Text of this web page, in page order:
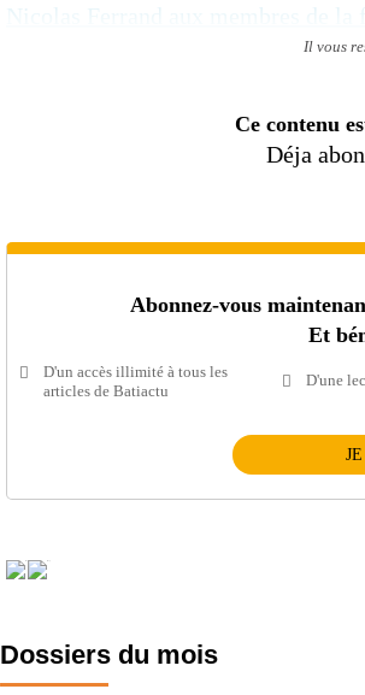
Nicolas Ferrand aux membres de la
Il vous
Ce contenu
Déja
Abonnez-vous
Et
D'un accès illimité à tous les
articles de Batiactu
D'une
Dossiers du mois